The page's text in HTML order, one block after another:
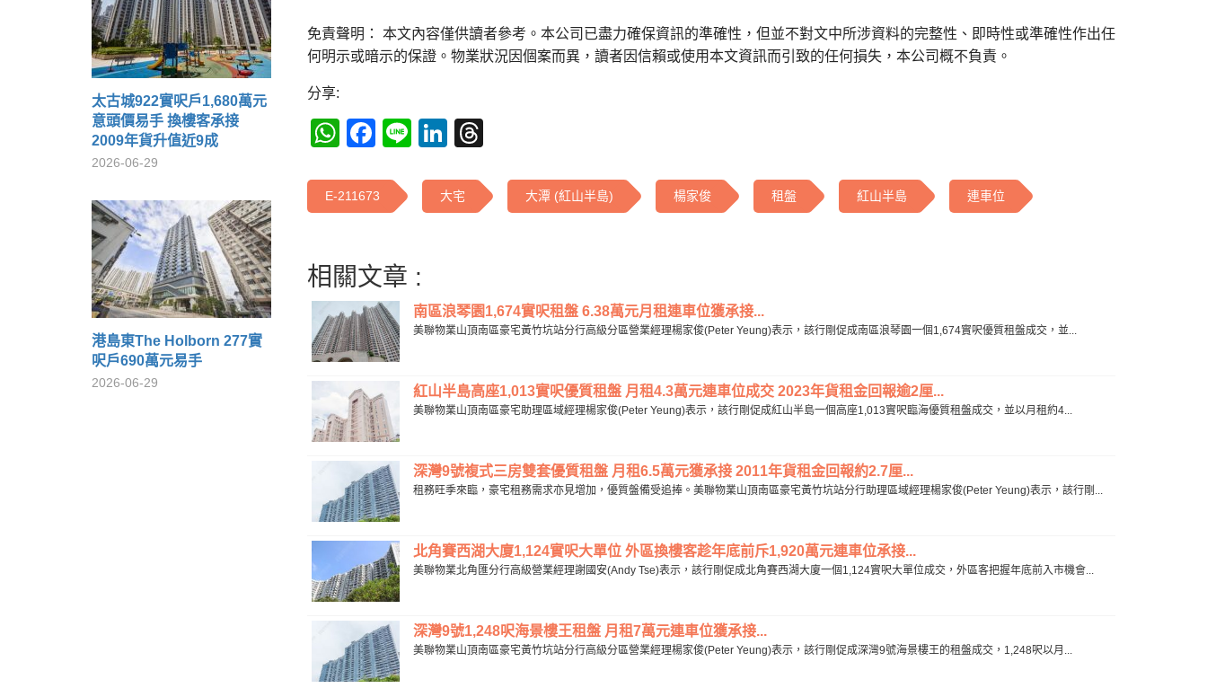
太古城922實呎戶1,680萬元
意頭價易手 換樓客承接
2009年貨升值近9成
2026-06-29
港島東The Holborn 277實
呎戶690萬元易手
2026-06-29
免責聲明： 本文內容僅供讀者參考。本公司已盡力確保資訊的準確性，但並不對文中所涉資料的完整性、即時性或準確性作出任
何明示或暗示的保證。物業狀況因個案而異，讀者因信賴或使用本文資訊而引致的任何損失，本公司概不負責。
分享:
WhatsApp
Facebook
LineLinkedIn
E-211673 大宅 大潭 (紅山半島) 楊家俊 租盤 紅山半島 連車位
相關文章 :
南區浪琴園1,674實呎租盤 6.38萬元月租連車位獲承接...
美聯物業山頂南區豪宅黃竹坑站分行高級分區營業經理楊家俊(Peter Yeung)表示，該行剛促成南區浪琴園一個1,674實呎優質租盤成交，並...
紅山半島高座1,013實呎優質租盤 月租4.3萬元連車位成交 2023年貨租金回報逾2厘...
美聯物業山頂南區豪宅助理區域經理楊家俊(Peter Yeung)表示，該行剛促成紅山半島一個高座1,013實呎臨海優質租盤成交，並以月租約4...
深灣9號複式三房雙套優質租盤 月租6.5萬元獲承接 2011年貨租金回報約2.7厘...
租務旺季來臨，豪宅租務需求亦見增加，優質盤備受追捧。美聯物業山頂南區豪宅黃竹坑站分行助理區域經理楊家俊(Peter Yeung)表示，該行剛...
北角賽西湖大廈1,124實呎大單位 外區換樓客趁年底前斥1,920萬元連車位承接...
美聯物業北角匯分行高級營業經理謝國安(Andy Tse)表示，該行剛促成北角賽西湖大廈一個1,124實呎大單位成交，外區客把握年底前入市機會...
深灣9號1,248呎海景樓王租盤 月租7萬元連車位獲承接...
美聯物業山頂南區豪宅黃竹坑站分行高級分區營業經理楊家俊(Peter Yeung)表示，該行剛促成深灣9號海景樓王的租盤成交，1,248呎以月...